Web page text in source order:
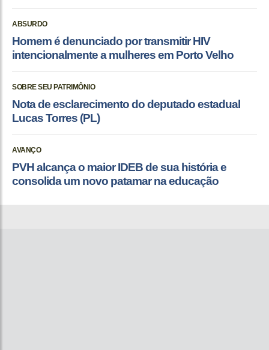
ABSURDO
Homem é denunciado por transmitir HIV
intencionalmente a mulheres em Porto Velho
SOBRE SEU PATRIMÔNIO
Nota de esclarecimento do deputado estadual
Lucas Torres (PL)
AVANÇO
PVH alcança o maior IDEB de sua história e
consolida um novo patamar na educação